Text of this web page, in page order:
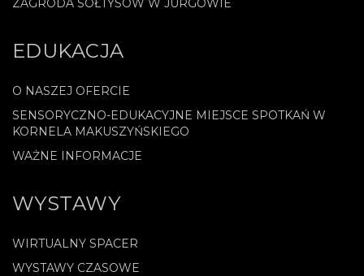
ZAGRODA SOŁTYSÓW W JURGOWIE
EDUKACJA
O NASZEJ OFERCIE
SENSORYCZNO-EDUKACYJNE MIEJSCE SPOTKAŃ W
KORNELA MAKUSZYŃSKIEGO
WAŻNE INFORMACJE
WYSTAWY
WIRTUALNY SPACER
WYSTAWY CZASOWE